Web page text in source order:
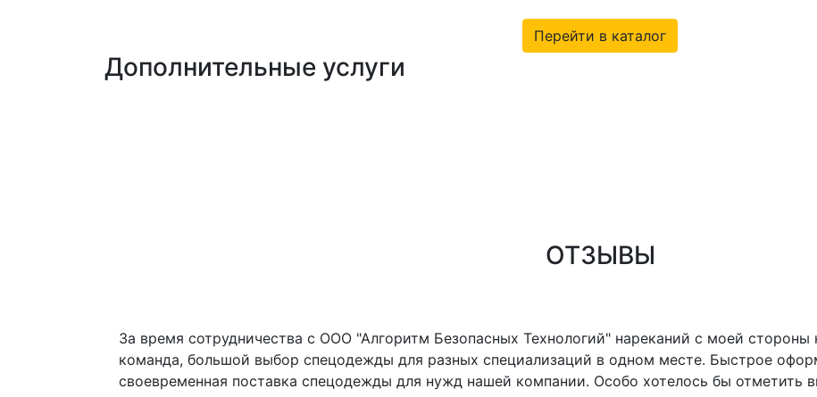
Перейти в каталог
Дополнительные услуги
ОТЗЫВЫ
За время сотрудничества с ООО "Алгоритм Безопасных Технологий" нареканий с моей стороны
команда, большой выбор спецодежды для разных специализаций в одном месте. Быстрое
своевременная поставка спецодежды для нужд нашей компании. Особо хотелось бы отметить